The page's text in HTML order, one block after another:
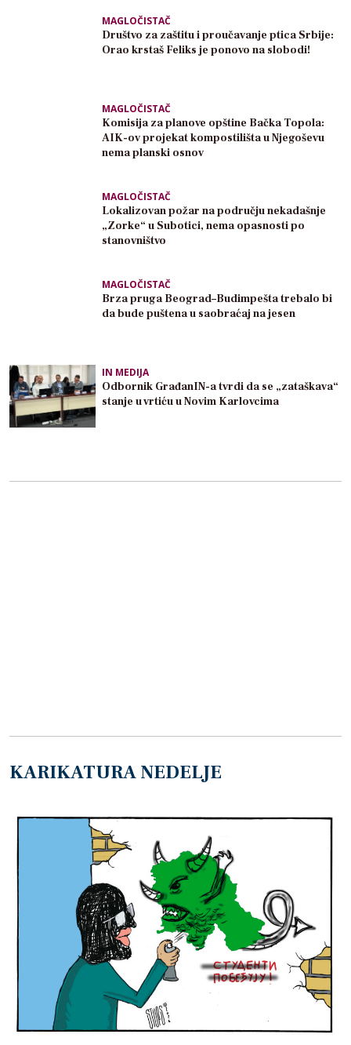
MAGLOČISTAČ
Društvo za zaštitu i proučavanje ptica Srbije:
Orao krstaš Feliks je ponovo na slobodi!
MAGLOČISTAČ
Komisija za planove opštine Bačka Topola:
AIK-ov projekat kompostilišta u Njegoševu
nema planski osnov
MAGLOČISTAČ
Lokalizovan požar na području nekadašnje
„Zorke“ u Subotici, nema opasnosti po
stanovništvo
MAGLOČISTAČ
Brza pruga Beograd–Budimpešta trebalo bi
da bude puštena u saobraćaj na jesen
IN MEDIJA
Odbornik GrađanIN-a tvrdi da se „zataškava“
stanje u vrtiću u Novim Karlovcima
KARIKATURA NEDELJE